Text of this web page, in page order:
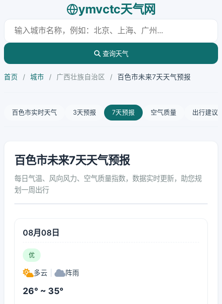
ymvctc天气网
查询天气
首页 / 城市 / 广西壮族自治区 / 百色市未来7天天气预报
百色市实时天气 3天预报 7天预报 空气质量 出行建议
百色市未来7天天气预报
每日气温、风向风力、空气质量指数，数据实时更新，助您规
划一周出行
08月08日
优
多云 阵雨
26° ~ 35°